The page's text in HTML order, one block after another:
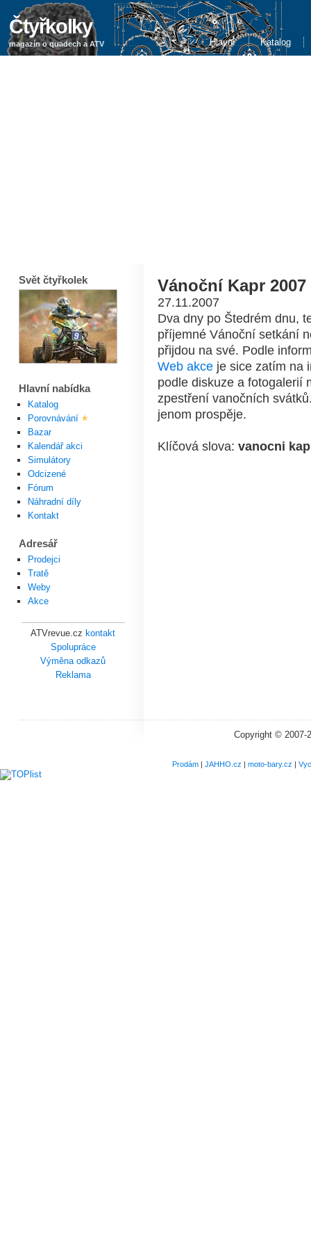
Čtyřkolky
magazín o quadech a ATV Hlavní Katalog
Vánoční Kapr
27.11.2007
Dva dny po Štedrém dnu,
příjemné Vánoční setkání
přijdou na své. Podle
Web akceje sice zatím na
podle diskuze a fotogalerií
zpestření vanočních
jenom prospěje.
Klíčová slova: vanocni
Svět čtyřkolek
Hlavní nabídka
Katalog
Porovnávání
Bazar
Kalendář akci
Simulátory
Odcizené
Fórum
Náhradní díly
Kontakt
Adresář
Prodejci
Tratě
Weby
Akce
ATVrevue.cz kontakt
Spolupráce
Výměna odkazů
Reklama
Copyright © 2007-
Prodám| JAHHO.cz | moto-bary.cz |